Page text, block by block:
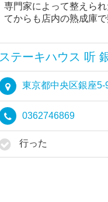
専門家によって整えら
てからも店内の熟成庫で
ステーキハウス 听
東京都中央区銀座
0362746869
行った